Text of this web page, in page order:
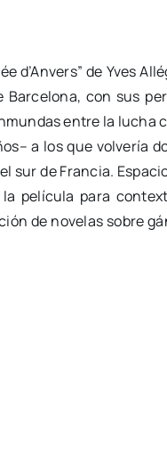
d’Anvers” de Yves
con sus
entre la lucha
a los que volvería
sur de Francia.
película para
de novelas sobre